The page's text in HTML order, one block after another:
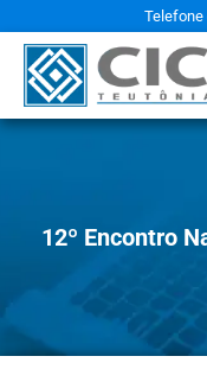
Telefone
12º Encontro